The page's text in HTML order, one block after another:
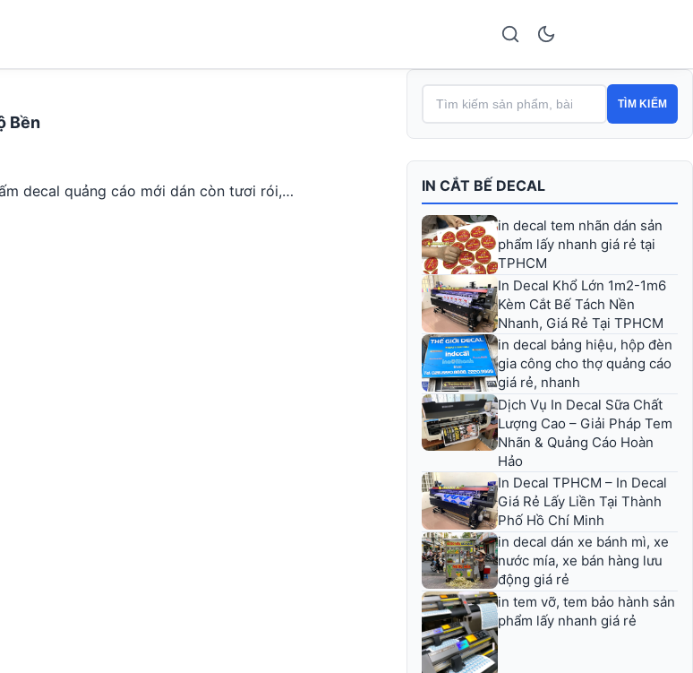
Bền
decal quảng cáo mới dán còn tươi rói,…
TÌM KIẾM
IN CẮT BẾ DECAL
in decal tem nhãn dán sản
phẩm lấy nhanh giá rẻ tại
TPHCM
In Decal Khổ Lớn 1m2-1m6
Kèm Cắt Bế Tách Nền
Nhanh, Giá Rẻ Tại TPHCM
in decal bảng hiệu, hộp đèn
gia công cho thợ quảng cáo
giá rẻ, nhanh
Dịch Vụ In Decal Sữa Chất
Lượng Cao – Giải Pháp Tem
Nhãn & Quảng Cáo Hoàn
Hảo
In Decal TPHCM – In Decal
Giá Rẻ Lấy Liền Tại Thành
Phố Hồ Chí Minh
in decal dán xe bánh mì, xe
nước mía, xe bán hàng lưu
động giá rẻ
in tem vỡ, tem bảo hành sản
phẩm lấy nhanh giá rẻ